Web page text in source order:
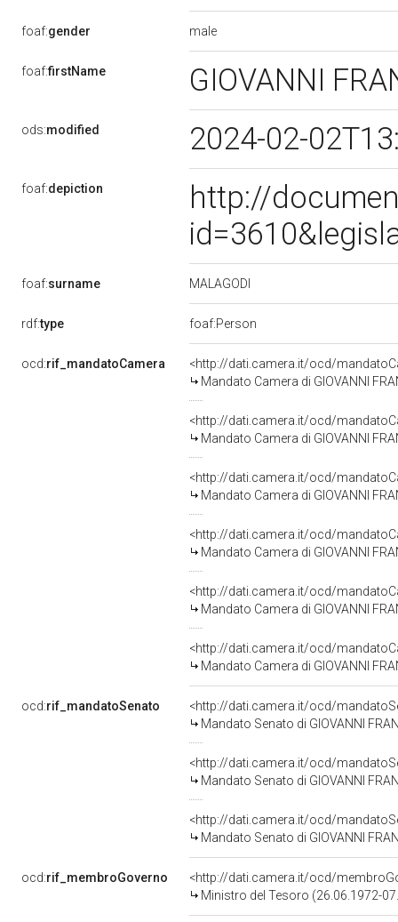
foaf:gender male
foaf:firstName GIOVANNI
ods:modified 2024-02-
foaf:depiction
http://
foaf:surname MALAGODI
rdf:type foaf:Person
ocd:rif_mandatoCamera
<http://dati.camera.it/ocd/
Mandato Camera di GIOVANNI
<http://dati.camera.it/ocd/
Mandato Camera di GIOVANNI
<http://dati.camera.it/ocd/
Mandato Camera di GIOVANNI
<http://dati.camera.it/ocd/
Mandato Camera di GIOVANNI
<http://dati.camera.it/ocd/
Mandato Camera di GIOVANNI
<http://dati.camera.it/ocd/
Mandato Camera di GIOVANNI
ocd:rif_mandatoSenato
<http://dati.camera.it/ocd/
Mandato Senato di GIOVANNI
<http://dati.camera.it/ocd/
Mandato Senato di GIOVANNI
<http://dati.camera.it/ocd/
Mandato Senato di GIOVANNI
ocd:rif_membroGoverno
<http://dati.camera.it/ocd/
Ministro del Tesoro (26.06.1972-